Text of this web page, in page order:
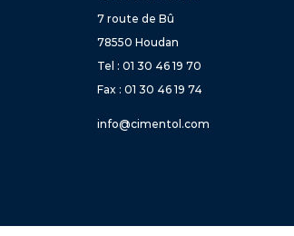
7 route de Bû
78550 Houdan
Tel : 01 30 46 19 70
Fax : 01 30 46 19 74
info@cimentol.com